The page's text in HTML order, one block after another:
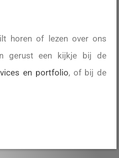
horen of lezen over ons
gerust een kijkje bij de
en portfolio, of bij de